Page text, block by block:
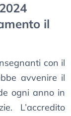
il
con il
avvenire il
ogni anno in
L’accredito